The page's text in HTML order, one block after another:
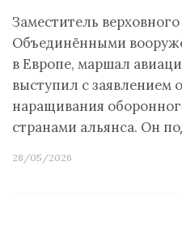
Заместитель
Объединёнными
в Европе, маршал
выступил с заявлением
наращивания
странами альянса. Он
28/05/2026